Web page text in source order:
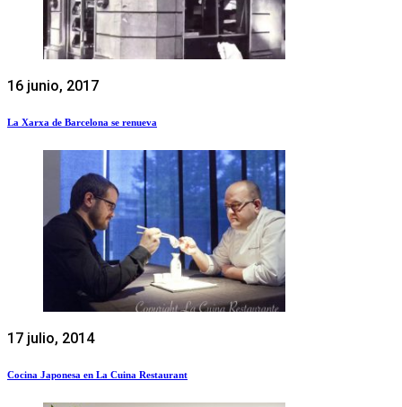
16 junio, 2017
La Xarxa de Barcelona se renueva
17 julio, 2014
Cocina Japonesa en La Cuina Restaurant